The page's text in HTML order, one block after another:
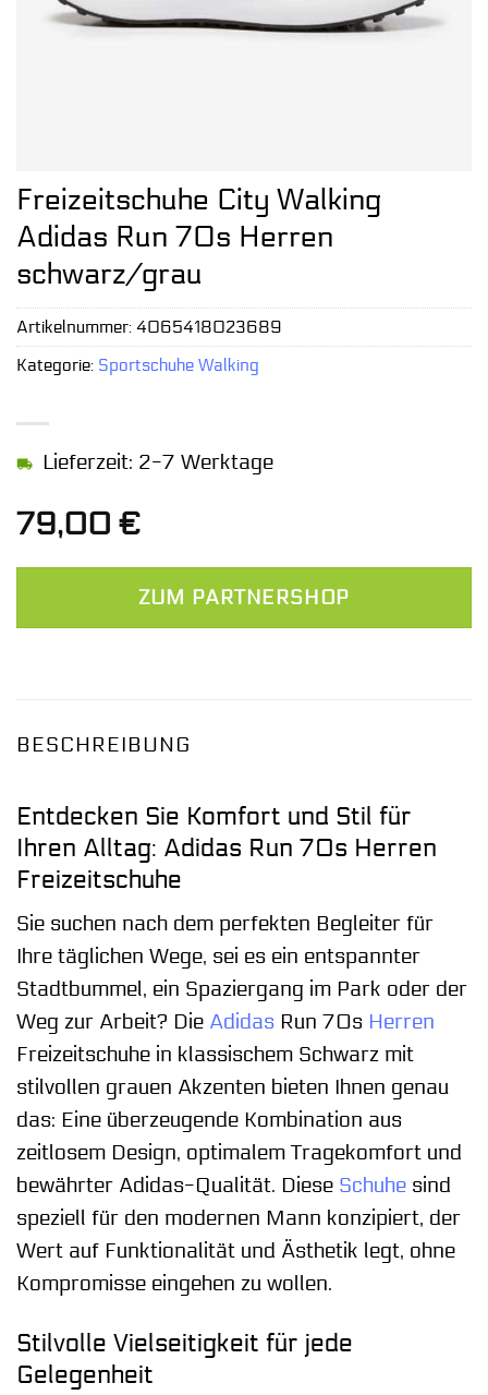
Freizeitschuhe City Walking
Adidas Run 70s Herren
schwarz/grau
79,00 €
Lieferzeit: 2-7 Werktage
ZUM PARTNERSHOP
Artikelnummer: 4065418023689
Kategorie: Sportschuhe Walking
BESCHREIBUNG
Entdecken Sie Komfort und Stil für
Ihren Alltag: Adidas Run 70s Herren
Freizeitschuhe
Sie suchen nach dem perfekten Begleiter für
Ihre täglichen Wege, sei es ein entspannter
Stadtbummel, ein Spaziergang im Park oder der
Weg zur Arbeit? Die Adidas Run 70s Herren
Freizeitschuhe in klassischem Schwarz mit
stilvollen grauen Akzenten bieten Ihnen genau
das: Eine überzeugende Kombination aus
zeitlosem Design, optimalem Tragekomfort und
bewährter Adidas-Qualität. Diese Schuhe sind
speziell für den modernen Mann konzipiert, der
Wert auf Funktionalität und Ästhetik legt, ohne
Kompromisse eingehen zu wollen.
Stilvolle Vielseitigkeit für jede
Gelegenheit